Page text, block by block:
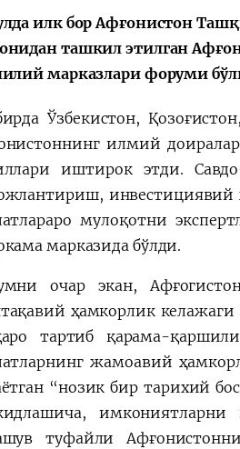
илк бор Афғонистон
ташкил этилган
марказлари форуми
Ўзбекистон,
илмий
иштирок этди.
мулоқотни
марказида бўлди.
очар экан,
ҳамкорлик келажаги
тартиб қарама-
жамоавий
“нозик бир тарихий
имкониятларни
туфайли